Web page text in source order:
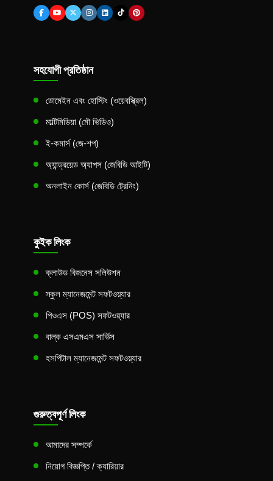
সহযোগী প্রতিষ্ঠান
ডোমেইন এবং হোস্টিং (ওয়েবস্ক্রিল)
মাল্টিমিডিয়া (মৌ ভিডিও)
ই-কমার্স (জে-শপ)
অ্যান্ড্রয়েড অ্যাপস (জেবিডি আইটি)
অনলাইন কোর্স (জেবিডি ট্রেনিং)
কুইক লিংক
ক্লাউড বিজনেস সলিউশন
স্কুল ম্যানেজমেন্ট সফটওয়্যার
পিওএস (POS) সফটওয়্যার
বাল্ক এসএমএস সার্ভিস
হসপিটাল ম্যানেজমেন্ট সফটওয়্যার
গুরুত্বপূর্ণ লিংক
আমাদের সম্পর্কে
নিয়োগ বিজ্ঞপ্তি / ক্যারিয়ার